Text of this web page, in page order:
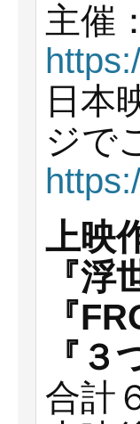
主催
日本
ジで
上映
『浮
『
『３
合計